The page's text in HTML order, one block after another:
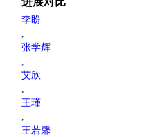
李盼
,
张学辉
,
艾欣
,
王瑾
,
王若馨